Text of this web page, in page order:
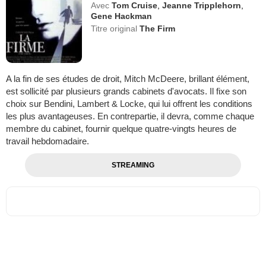
Avec Tom Cruise ,Jeanne Tripplehorn
Gene Hackman
Titre originalThe Firm
A la fin de ses études de droit, Mitch McDeere, brillant élément,
est sollicité par plusieurs grands cabinets d'avocats. Il fixe son
choix sur Bendini, Lambert & Locke, qui lui offrent les conditions
les plus avantageuses. En contrepartie, il devra, comme chaque
membre du cabinet, fournir quelque quatre-vingts heures de
travail hebdomadaire.
STREAMING